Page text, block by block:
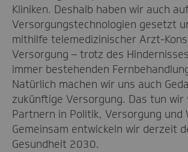
Kliniken. Deshalb haben wir auch
Versorgungstechnologien gesetzt
mithilfe telemedizinischer Arzt-
Versorgung – trotz des
immer bestehenden
Natürlich machen wir uns auch
zukünftige Versorgung. Das tun
Partnern in Politik, Versorgung und
Gemeinsam entwickeln wir derzeit
Gesundheit 2030.